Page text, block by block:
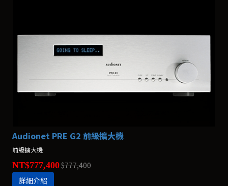
Audionet PRE G2 前級擴大機
前級擴大機
NT$777,400$777,400
詳細介紹